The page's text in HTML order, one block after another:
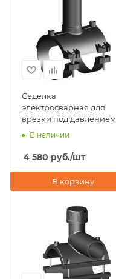
Седелка
электросварная для
врезки под давлением
D75х25 ПЭ100 SDR 11
В наличии
4 580 руб./шт
В корзину